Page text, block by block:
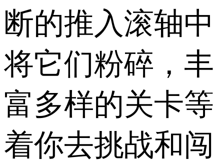
断的推入滚轴中
将它们粉碎，丰
富多样的关卡等
着你去挑战和闯